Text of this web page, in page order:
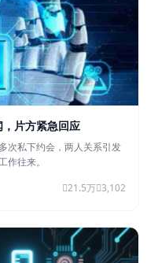
片方紧急回应
次私下约会，两人关系引发
往来。
21.5万 3,102